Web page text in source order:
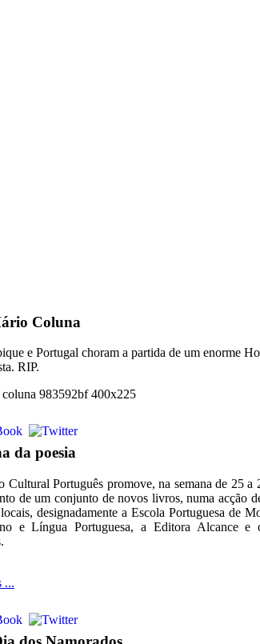
Coluna
e Portugal choram a partida de um enorme
RIP.
da poesia
Cultural Português promove, na semana de 25 a
de um conjunto de novos livros, numa acção
designadamente a Escola Portuguesa de
e Língua Portuguesa, a Editora Alcance e
...